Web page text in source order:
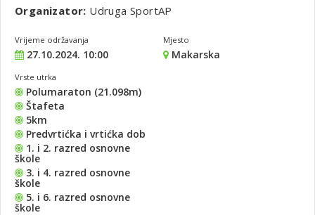
Organizator: Udruga SportAP
Vrijeme održavanja
27.10.2024. 10:00
Mjesto
Makarska
Vrste utrka
Polumaraton (21.098m)
Štafeta
5km
Predvrtićka i vrtićka dob
1. i 2. razred osnovne
škole
3. i 4. razred osnovne
škole
5. i 6. razred osnovne
škole